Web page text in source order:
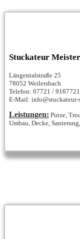
Stuckateur
Längentalstraße 25
78052 Weilersbach
Telefon: 07721 / 9167721
E-Mail: info@stuckateur-
Leistungen: Putze,
Umbau, Decke,